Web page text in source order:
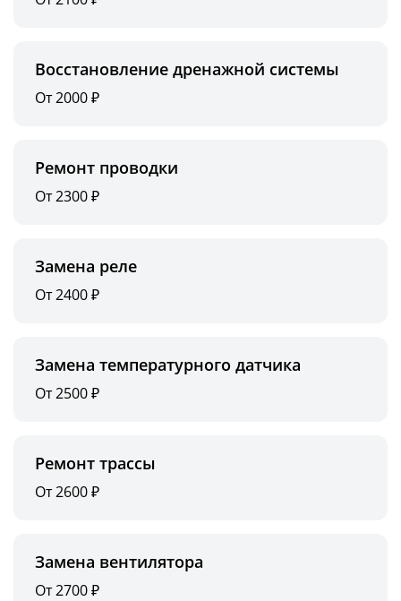
Восстановление дренажной системы
От 2000 ₽
Ремонт проводки
От 2300 ₽
Замена реле
От 2400 ₽
Замена температурного датчика
От 2500 ₽
Ремонт трассы
От 2600 ₽
Замена вентилятора
От 2700 ₽